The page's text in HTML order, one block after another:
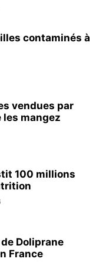
contaminés à
vendues par
les mangez
100 millions
Doliprane
France